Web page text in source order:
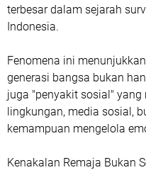
terbesar dalam sejarah
Indonesia.
Fenomena ini
generasi bangsa bukan
juga "penyakit sosial"
lingkungan, media sosial,
kemampuan mengelola
Kenakalan Remaja Bukan